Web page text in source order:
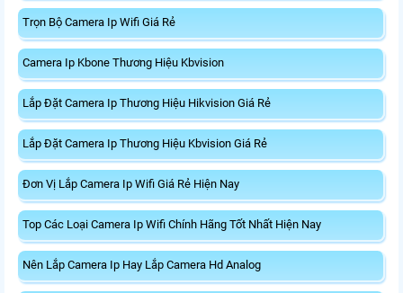
Trọn Bộ Camera Ip Wifi Giá Rẻ
Camera Ip Kbone Thương Hiệu Kbvision
Lắp Đặt Camera Ip Thương Hiệu Hikvision Giá Rẻ
Lắp Đặt Camera Ip Thương Hiệu Kbvision Giá Rẻ
Đơn Vị Lắp Camera Ip Wifi Giá Rẻ Hiện Nay
Top Các Loại Camera Ip Wifi Chính Hãng Tốt Nhất Hiện Nay
Nên Lắp Camera Ip Hay Lắp Camera Hd Analog